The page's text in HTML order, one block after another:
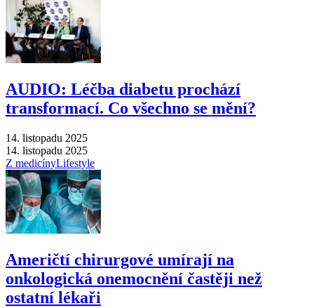
AUDIO: Léčba diabetu prochází
transformací. Co všechno se mění?
14. listopadu 2025
14. listopadu 2025
Z medicínyLifestyle
Američtí chirurgové umírají na
onkologická onemocnění častěji než
ostatní lékaři